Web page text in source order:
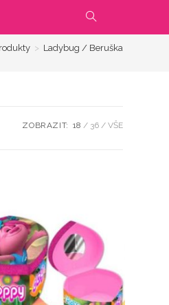
PŘEPNOUT
VYHLEDÁVÁNÍ
WEBU
> Ladybug / Beruška
ZOBRAZIT: 18 36 VŠE